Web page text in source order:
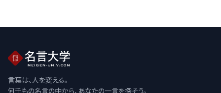
言葉は、人を変える。
何千もの名言の中から、あなたの一言を探そう。